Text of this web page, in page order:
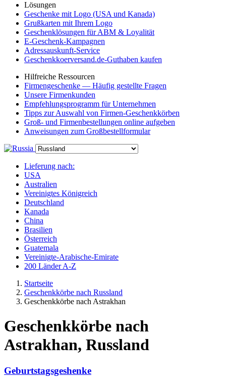
Lösungen
Geschenke mit Logo (USA und Kanada)
Grußkarten mit Ihrem Logo
Geschenklösungen für ABM & Loyalität
E-Geschenk-Kampagnen
Adressauskunft-Service
Geschenkkoerversand.de-Guthaben kaufen
Hilfreiche Ressourcen
Firmengeschenke — Häufig gestellte Fragen
Unsere Firmenkunden
Empfehlungsprogramm für Unternehmen
Tipps zur Auswahl von Firmen-Geschenkkörben
Groß- und Firmenbestellungen online aufgeben
Anweisungen zum Großbestellformular
Lieferung nach:
USA
Australien
Vereinigtes Königreich
Deutschland
Kanada
China
Brasilien
Österreich
Guatemala
Vereinigte-Arabische-Emirate
200 Länder A-Z
Startseite
Geschenkkörbe nach Russland
Geschenkkörbe nach Astrakhan
Geschenkkörbe nach
Astrakhan, Russland
Geburtstagsgeshenke